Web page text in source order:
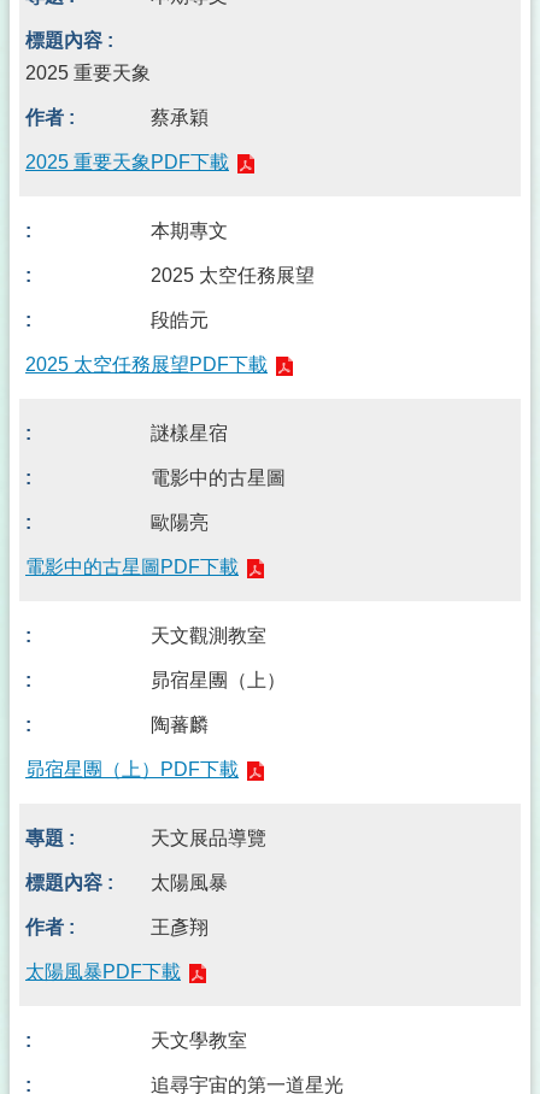
2025 重要天象
蔡承穎
2025 重要天象PDF下載
本期專文
2025 太空任務展望
段皓元
2025 太空任務展望PDF下載
謎樣星宿
電影中的古星圖
歐陽亮
電影中的古星圖PDF下載
天文觀測教室
昴宿星團（上）
陶蕃麟
昴宿星團（上）PDF下載
天文展品導覽
太陽風暴
王彥翔
太陽風暴PDF下載
天文學教室
追尋宇宙的第一道星光